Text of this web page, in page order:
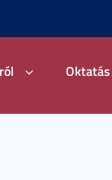
Oktatás